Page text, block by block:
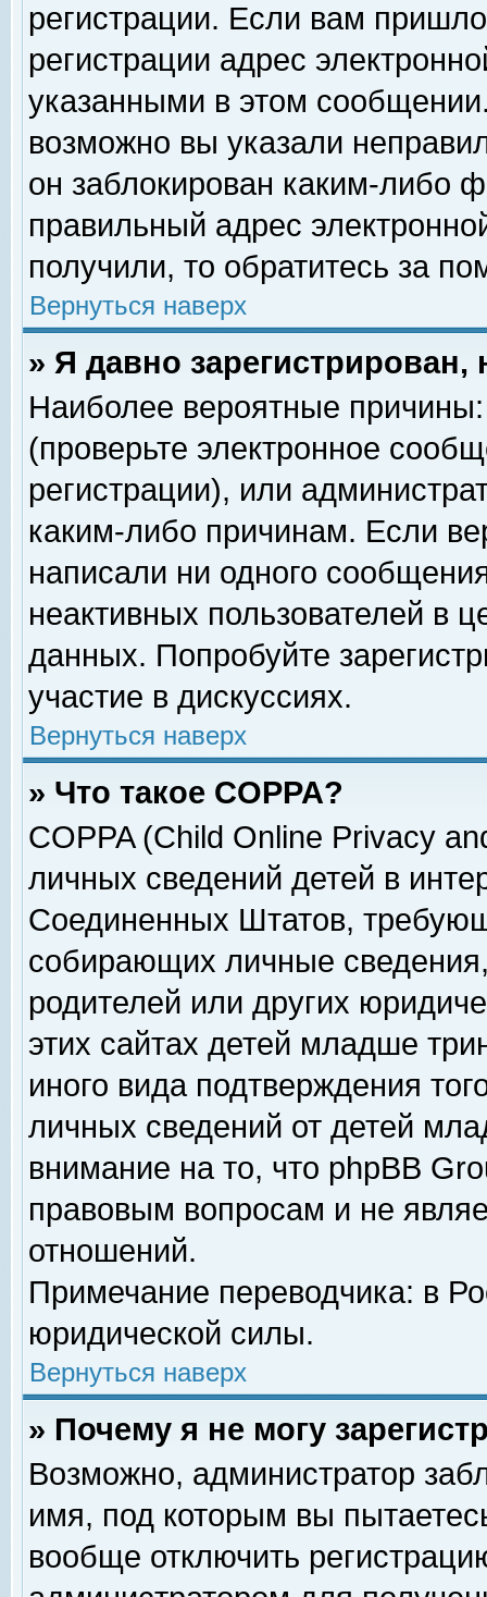
регистрации. Если вам
регистрации адрес
указанными в этом
возможно вы указали
он заблокирован каким-либо
правильный адрес
получили, то обратитесь за
Вернуться наверх
» Я давно
Наиболее вероятные
(проверьте электронное
регистрации), или
каким-либо причинам. Если
написали ни одного
неактивных пользователей в
данных. Попробуйте
участие в дискуссиях.
Вернуться наверх
» Что такое COPPA?
COPPA (Child Online Privacy
личных сведений детей в
Соединенных Штатов,
собирающих личные
родителей или других
этих сайтах детей младше
иного вида подтверждения
личных сведений от детей
внимание на то, что phpBB
правовым вопросам и не
отношений.
Примечание переводчика: в
юридической силы.
Вернуться наверх
» Почему я не могу
Возможно, администратор
имя, под которым вы
вообще отключить